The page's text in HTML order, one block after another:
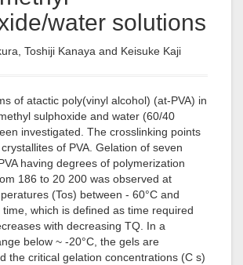
water solutions
Toshiji Kanaya and Keisuke Kaji
of atactic poly(vinyl alcohol) (at-PVA) in
sulphoxide and water (60/40
investigated. The crosslinking points
of PVA. Gelation of seven
having degrees of polymerization
186 to 20 200 was observed at
(Tos) between - 60°C and
time, which is defined as time required
with decreasing TQ. In a
below ~ -20°C, the gels are
the critical gelation concentrations (C s)